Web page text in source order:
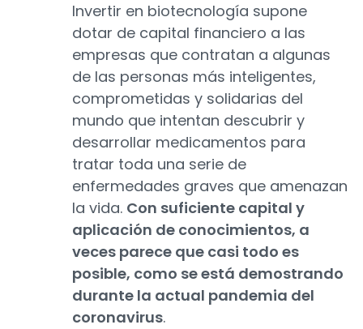
Invertir en biotecnología supone
dotar de capital financiero a las
empresas que contratan a algunas
de las personas más inteligentes,
comprometidas y solidarias del
mundo que intentan descubrir y
desarrollar medicamentos para
tratar toda una serie de
enfermedades graves que amenazan
la vida. Con suficiente capital y
aplicación de conocimientos, a
veces parece que casi todo es
posible, como se está demostrando
durante la actual pandemia del
coronavirus.